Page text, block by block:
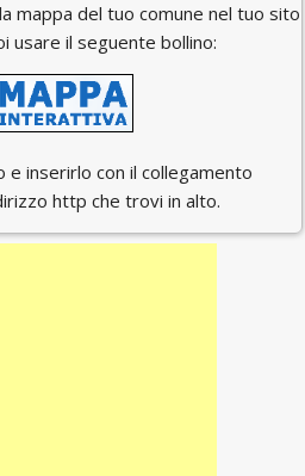
mappa del tuo comune nel tuo sito
usare il seguente bollino:
e inserirlo con il collegamento
http che trovi in alto.